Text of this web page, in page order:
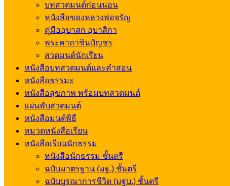
บทสวดมนต์ก่อนนอน
หนังสือของหลวงพ่อจรัญ
คู่มืออุบาสก อุบาสิกา
พระคาถาชินบัญชร
สวดมนต์นักเรียน
หนังสือบทสวดมนต์และคำสอน
หนังสือธรรมะ
หนังสือสุขภาพ พร้อมบทสวดมนต์
แผ่นพับสวดมนต์
หนังสือมนต์พิธี
หมวดหนังสือเรียน
หนังสือเรียนนักธรรม
หนังสือนักธรรม ชั้นตรี
ฉบับมาตรฐาน (มฐ.) ชั้นตรี
ฉบับบูรณาการชีวิต (มฐบ.) ชั้นตรี